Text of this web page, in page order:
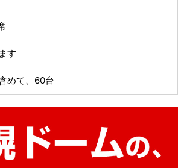
す
めて、60台